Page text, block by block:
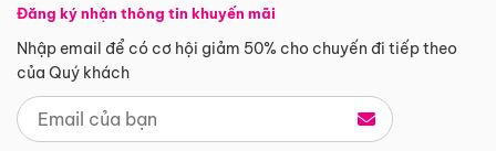
Đăng ký nhận thông tin khuyến mãi
Nhập email để có cơ hội giảm 50% cho chuyến đi tiếp theo
của Quý khách